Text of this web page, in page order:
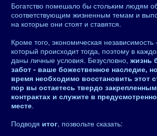
Богатство помешало бы стольким людям
соответствующим жизненным темам и
на которые они стоят и ставятся.
Кроме того, экономическая независимость
который происходит тогда, поэтому в
даны личные условия. Безусловно, жизнь
забот - ваше божественное наследие,
время необходимо восстановить этот
пор вы остаетесь твердо
контрактах и ​​служите в
месте.
Подводя итог, позвольте сказать: